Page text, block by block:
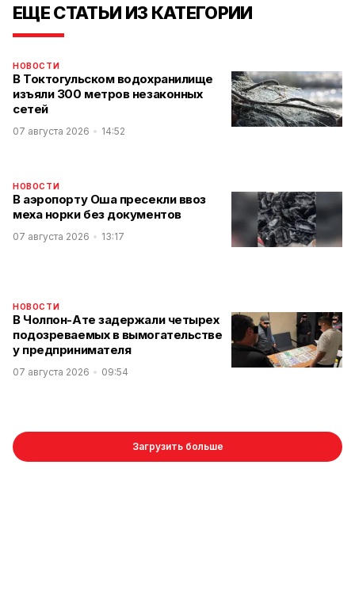
ЕЩЕ СТАТЬИ ИЗ КАТЕГОРИИ
НОВОСТИ
В Токтогульском водохранилище
изъяли 300 метров незаконных
сетей
07 августа 2026 14:52
НОВОСТИ
В аэропорту Оша пресекли ввоз
меха норки без документов
07 августа 2026 13:17
НОВОСТИ
В Чолпон-Ате задержали четырех
подозреваемых в вымогательстве
у предпринимателя
07 августа 2026 09:54
Загрузить больше